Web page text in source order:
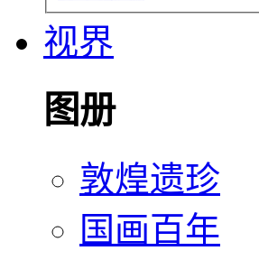
视界
图册
敦煌遗珍
国画百年